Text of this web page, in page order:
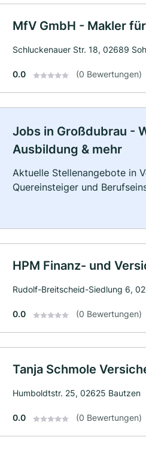
MfV GmbH - Makler
Schluckenauer Str. 18, 02689
0.0 (0 Bewertungen)
Jobs in Großdubrau -
Ausbildung & mehr
Aktuelle Stellenangebote in
Quereinsteiger und
HPM Finanz- und
Rudolf-Breitscheid-Siedlung 6,
0.0 (0 Bewertungen)
Tanja Schmole
Humboldtstr. 25, 02625 Bautzen
0.0 (0 Bewertungen)